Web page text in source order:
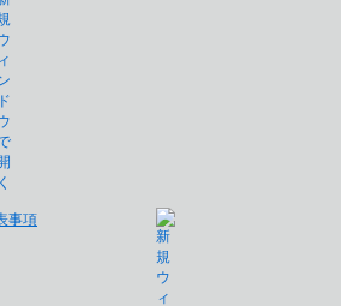
事項